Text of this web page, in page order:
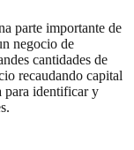
parte importante de
negocio de
cantidades de
recaudando capital
para identificar y